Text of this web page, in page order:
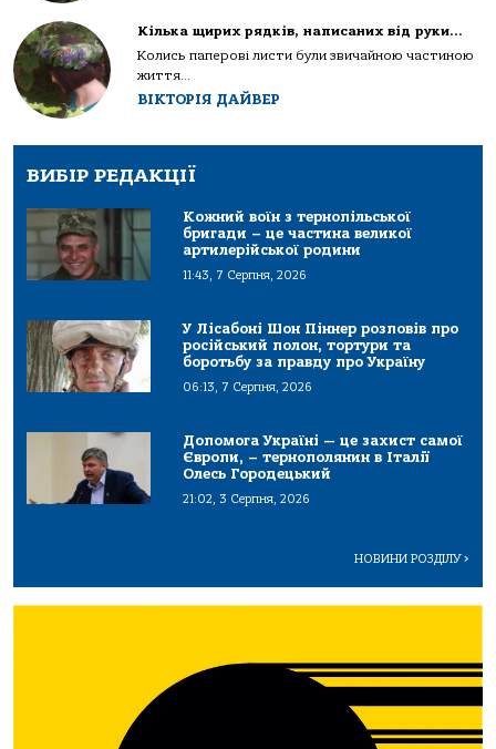
Кілька щирих рядків, написаних від руки…
Колись паперові листи були звичайною частиною
життя...
ВІКТОРІЯ ДАЙВЕР
ВИБІР РЕДАКЦІЇ
Кожний воїн з тернопільської
бригади – це частина великої
артилерійської родини
11:43, 7 Серпня, 2026
У Лісабоні Шон Піннер розповів про
російський полон, тортури та
боротьбу за правду про Україну
06:13, 7 Серпня, 2026
Допомога Україні — це захист самої
Європи, – тернополянин в Італії
Олесь Городецький
21:02, 3 Серпня, 2026
НОВИНИ РОЗДІЛУ>